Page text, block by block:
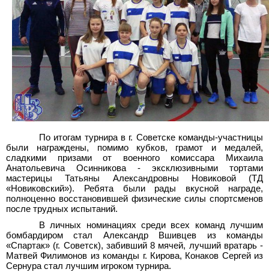
По итогам турнира в г. Советске команды-участницы
были награждены, помимо кубков, грамот и медалей,
сладкими призами от военного комиссара Михаила
Анатольевича Осинникова - эксклюзивными тортами
мастерицы Татьяны Александровны Новиковой (ТД
«Новиковский»). Ребята были рады вкусной награде,
полноценно восстановившей физические силы спортсменов
после трудных испытаний.
В личных номинациях среди всех команд лучшим
бомбардиром стал Александр Вшивцев из команды
«Спартак» (г. Советск), забивший 8 мячей, лучший вратарь -
Матвей Филимонов из команды г. Кирова, Конаков Сергей из
Сернура стал лучшим игроком турнира.